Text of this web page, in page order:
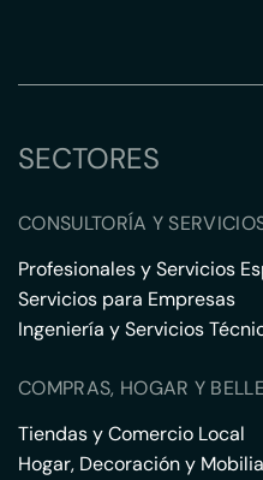
SECTORES
CONSULTORÍA Y
Profesionales y Servicios
Servicios para Empresas
Ingeniería y Servicios
COMPRAS, HOGAR Y
Tiendas y Comercio Local
Hogar, Decoración y